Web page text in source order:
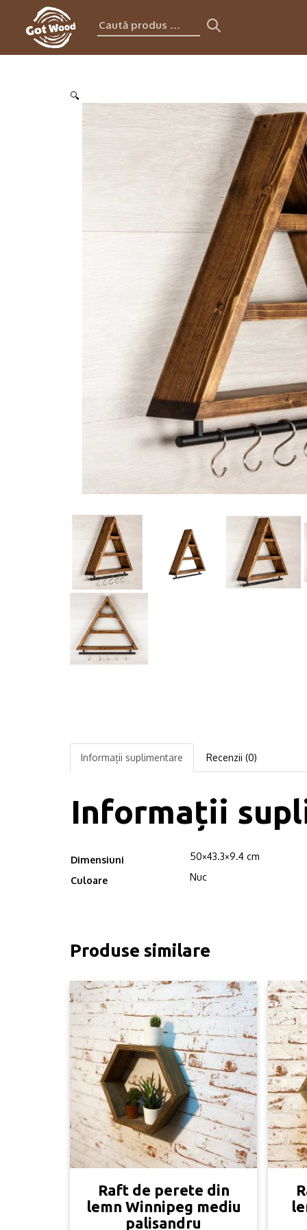
Caută
produs:
🔍
Informații suplimentare Recenzii (0)
Informații
Dimensiuni 50×43.3×9.4 cm
Culoare Nuc
Produse similare
Raft de perete din
lemn Winnipeg mediu
palisandru